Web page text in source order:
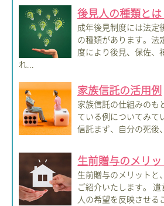
後見人の種類と
成年後見制度には法定
の種類があります。法
度により後見、保佐、
れ...
家族信託の活用例
家族信託の仕組みのも
ている例についてみて
信託まず、自分の死後
生前贈与のメリ
生前贈与のメリットと
ご紹介いたします。
人の希望を反映させる